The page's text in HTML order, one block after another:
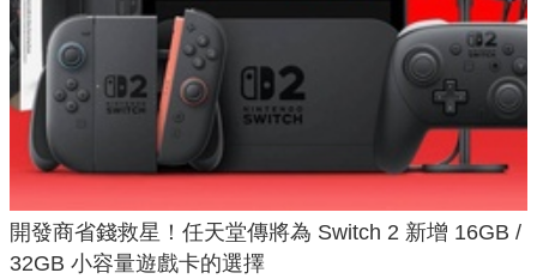
開發商省錢救星！任天堂傳將為 Switch 2 新增 16GB /
32GB 小容量遊戲卡的選擇